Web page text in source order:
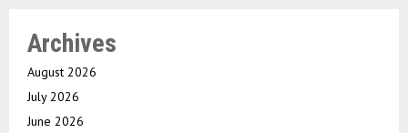
Archives
August 2026
July 2026
June 2026